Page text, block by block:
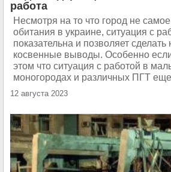
работа
Несмотря на то что город не
обитания в украине, ситуация с
показательна и позволяет
косвенные выводы. Особенно
этом что ситуация с работой в
моногородах и различных ПГТ
12 августа 2023